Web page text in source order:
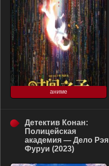
аниме
Детектив Конан:
Полицейская
академия — Дело Рэя
Фуруи (2023)